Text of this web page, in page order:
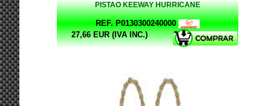
PISTAO KEEWAY HURRICANE
REF. P0130300240000
27,66 EUR (IVA INC.)